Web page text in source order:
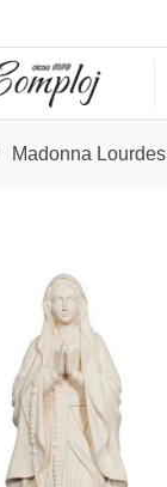
Madonna Lourdes